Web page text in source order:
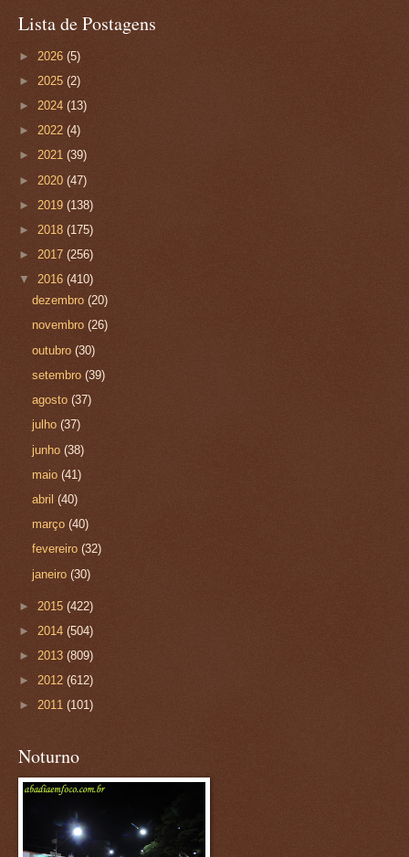
Lista de Postagens
► 2026 (5)
► 2025 (2)
► 2024 (13)
► 2022 (4)
► 2021 (39)
► 2020 (47)
► 2019 (138)
► 2018 (175)
► 2017 (256)
▼ 2016 (410)
dezembro(20)
novembro(26)
outubro(30)
setembro(39)
agosto(37)
julho(37)
junho(38)
maio(41)
abril(40)
março(40)
fevereiro(32)
janeiro(30)
► 2015 (422)
► 2014 (504)
► 2013 (809)
► 2012 (612)
► 2011 (101)
Noturno